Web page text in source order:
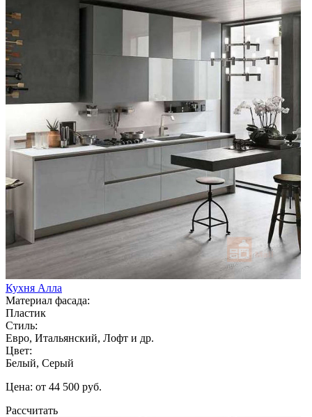
Кухня Алла
Материал фасада:
Пластик
Стиль:
Евро, Итальянский, Лофт и др.
Цвет:
Белый, Серый
Цена: от 44 500 руб.
Рассчитать